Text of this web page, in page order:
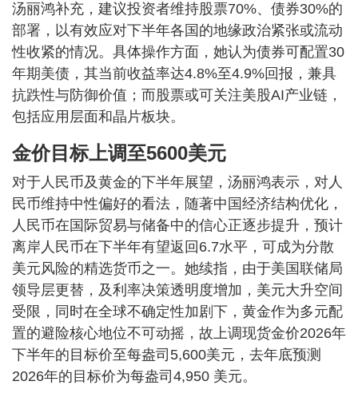
汤丽鸿补充，建议投资者维持股票70%、债券30%的
部署，以有效应对下半年各国的地缘政治紧张或流动
性收紧的情况。具体操作方面，她认为债券可配置30
年期美债，其当前收益率达4.8%至4.9%回报，兼具
抗跌性与防御价值；而股票或可关注美股AI产业链，
包括应用层面和晶片板块。
金价目标上调至5600美元
对于人民币及黄金的下半年展望，汤丽鸿表示，对人
民币维持中性偏好的看法，随著中国经济结构优化，
人民币在国际贸易与储备中的信心正逐步提升，预计
离岸人民币在下半年有望返回6.7水平，可成为分散
美元风险的精选货币之一。她续指，由于美国联储局
领导层更替，及利率决策透明度增加，美元大升空间
受限，同时在全球不确定性加剧下，黄金作为多元配
置的避险核心地位不可动摇，故上调现货金价2026年
下半年的目标价至每盎司5,600美元，去年底预测
2026年的目标价为每盎司4,950 美元。